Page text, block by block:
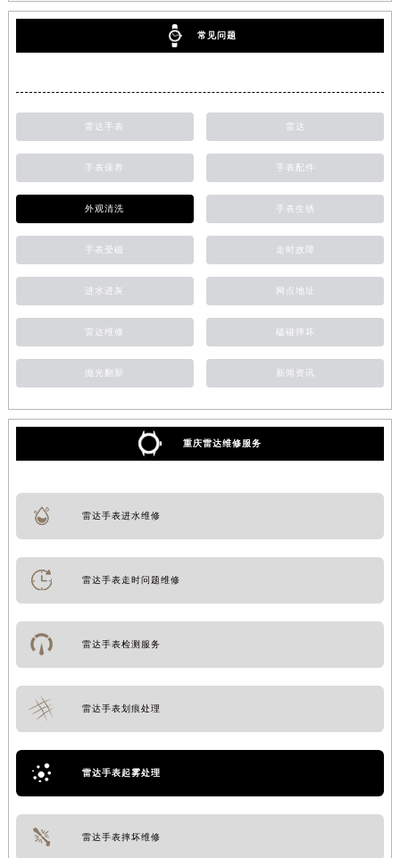
常见问题
雷达手表 雷达
手表保养 手表配件
外观清洗 手表生锈
手表受磁 走时故障
进水进灰 网点地址
雷达维修 磕碰摔坏
抛光翻新 新闻资讯
重庆雷达维修服务
雷达手表进水维修
雷达手表走时问题维修
雷达手表检测服务
雷达手表划痕处理
雷达手表起雾处理
雷达手表摔坏维修